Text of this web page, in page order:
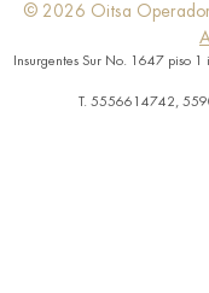
© 2026 Oitsa
Insurgentes Sur No. 1647 piso 1
T. 5556614742,